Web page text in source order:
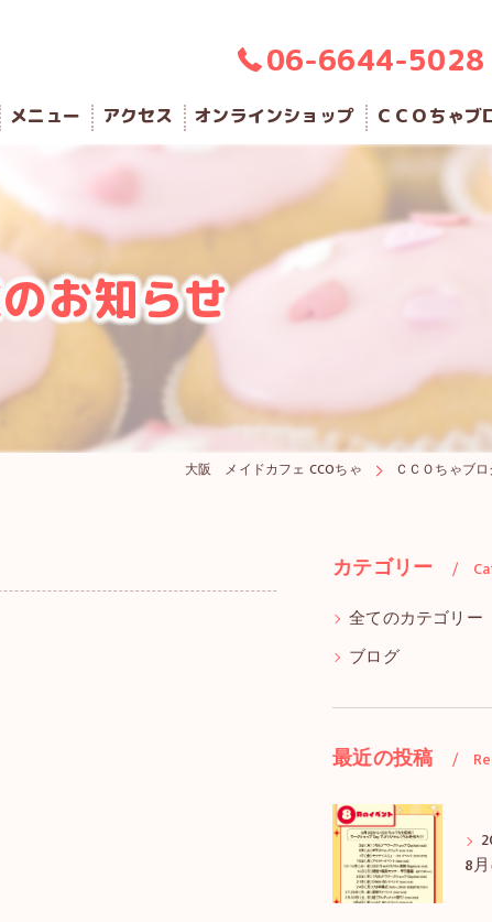
06-6644-5028
メニュー アクセス オンラインショップ ＣＣＯちゃブ
お知らせ
大阪 メイドカフェ CCOちゃ ＣＣＯちゃブ
カテゴリー
全てのカテゴリー
ブログ
最近の投稿